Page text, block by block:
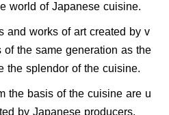
world of Japanese cuisine.
and works of art created by v
of the same generation as the
the splendor of the cuisine.
the basis of the cuisine are u
by Japanese producers.